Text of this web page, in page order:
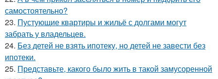
самостоятельно?
23. Пустующие квартиры и жильё с долгами могут
забрать у владельцев.
24. Без детей не взять ипотеку, но детей не завести без
ипотеки.
25. Представьте, какого было жить в такой замусоренной